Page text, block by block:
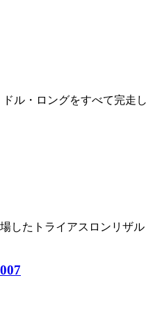
ル・ロングをすべて完走し
したトライアスロンリザル